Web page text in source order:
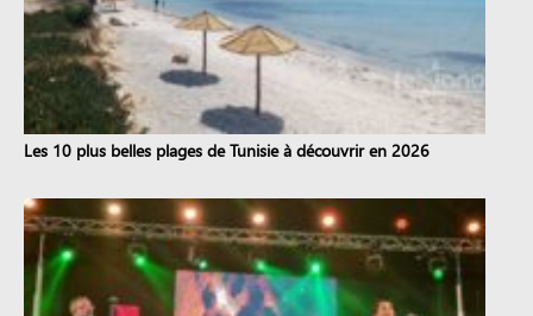
Les 10 plus belles plages de Tunisie à découvrir en 2026